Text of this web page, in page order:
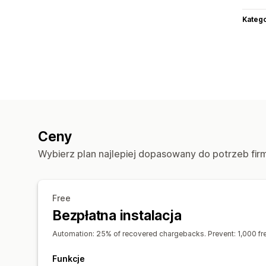
Ceny
Wybierz plan najlepiej dopasowany do potrzeb
Free
Bezpłatna instalacja
Automation: 25% of recovered chargebacks. Prevent: 1,000
Funkcje